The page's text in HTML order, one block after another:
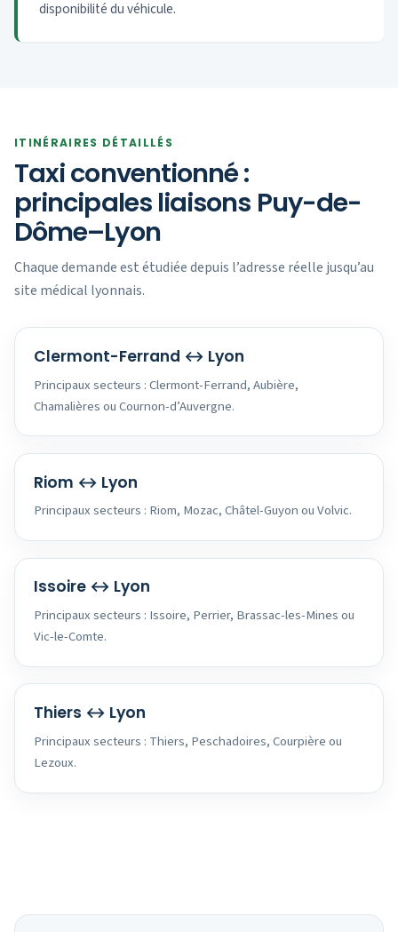
disponibilité du véhicule.
ITINÉRAIRES DÉTAILLÉS
Taxi conventionné :
principales liaisons Puy-de-
Dôme–Lyon
Chaque demande est étudiée depuis l’adresse réelle jusqu’au
site médical lyonnais.
Clermont-Ferrand ↔ Lyon
Principaux secteurs : Clermont-Ferrand, Aubière,
Chamalières ou Cournon-d’Auvergne.
Riom ↔ Lyon
Principaux secteurs : Riom, Mozac, Châtel-Guyon ou Volvic.
Issoire ↔ Lyon
Principaux secteurs : Issoire, Perrier, Brassac-les-Mines ou
Vic-le-Comte.
Thiers ↔ Lyon
Principaux secteurs : Thiers, Peschadoires, Courpière ou
Lezoux.